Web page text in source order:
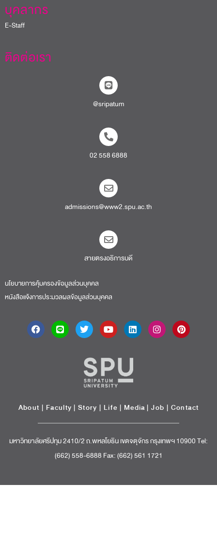
บุคลากร
E-Staff
ติดต่อเรา
@sripatum
02 558 6888
admissions@www2.spu.ac.th
สายตรงอธิการบดี​
นโยบายการคุ้มครองข้อมูลส่วนบุคคล
หนังสือแจ้งการประมวลผลข้อมูลส่วนบุคคล
About | Faculty | Story | Life | Media |Job | Contact
มหาวิทยาลัยศรีปทุม 2410/2 ถ.พหลโยธิน เขตจตุจักร กรุงเทพฯ 10900 Tel:
(662) 558-6888 Fax: (662) 561 1721